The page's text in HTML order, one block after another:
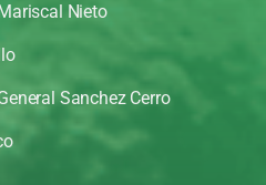
Nieto
Sanchez Cerro